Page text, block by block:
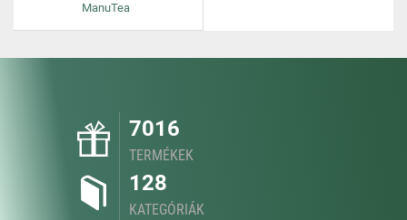
ManuTea
7016
TERMÉKEK
128
KATEGÓRIÁK